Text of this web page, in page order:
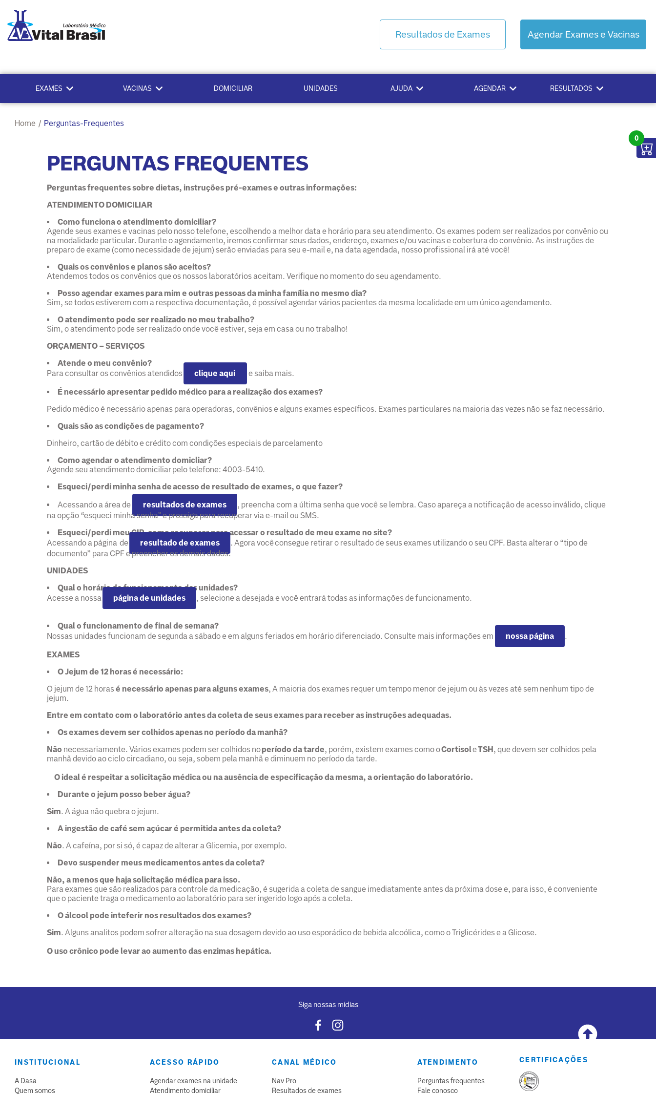
Resultados de Exames Agendar Exames e Vacinas
EXAMES VACINAS DOMICILIAR UNIDADES AJUDA AGENDAR RESULTADOS
Home / Perguntas-Frequentes
0
PERGUNTAS FREQUENTES
Perguntas frequentes sobre dietas, instruções pré-exames e outras informações:
ATENDIMENTO DOMICILIAR
Como funciona o atendimento domiciliar?
Agende seus exames e vacinas pelo nosso telefone, escolhendo a melhor data e horário para seu atendimento. Os exames podem ser realizados por convênio ou
na modalidade particular. Durante o agendamento, iremos confirmar seus dados, endereço, exames e/ou vacinas e cobertura do convênio. As instruções de
preparo de exame (como necessidade de jejum) serão enviadas para seu e-mail e, na data agendada, nosso profissional irá até você!
Quais os convênios e planos são aceitos?
Atendemos todos os convênios que os nossos laboratórios aceitam. Verifique no momento do seu agendamento.
Posso agendar exames para mim e outras pessoas da minha família no mesmo dia?
Sim, se todos estiverem com a respectiva documentação, é possível agendar vários pacientes da mesma localidade em um único agendamento.
O atendimento pode ser realizado no meu trabalho?
Sim, o atendimento pode ser realizado onde você estiver, seja em casa ou no trabalho!
ORÇAMENTO – SERVIÇOS
Atende o meu convênio?
Para consultar os convênios atendidos
clique aqui
e saiba mais.
É necessário apresentar pedido médico para a realização dos exames?
Pedido médico é necessário apenas para operadoras, convênios e alguns exames específicos. Exames particulares na maioria das vezes não se faz necessário.
Quais são as condições de pagamento?
Dinheiro, cartão de débito e crédito com condições especiais de parcelamento
Como agendar o atendimento domicliar?
Agende seu atendimento domiciliar pelo telefone: 4003-5410.
Esqueci/perdi minha senha de acesso de resultado de exames, o que fazer?
Acessando a área de
resultados de exames
, preencha com a última senha que você se lembra. Caso apareça a notificação de acesso inválido, clique
na opção “esqueci minha senha” e prossiga para recuperar via e-mail ou SMS.
Esqueci/perdi meu CIP, como recuperar para acessar o resultado de meu exame no site?
Acessando a página de
resultado de exames
. Agora você consegue retirar o resultado de seus exames utilizando o seu CPF. Basta alterar o “tipo de
documento” para CPF e preencher os demais dados.
UNIDADES
Qual o horário de funcionamento das unidades?
Acesse a nossa
página de unidades , selecione a desejada e você entrará todas as informações de funcionamento.
Qual o funcionamento de final de semana?
Nossas unidades funcionam de segunda a sábado e em alguns feriados em horário diferenciado. Consulte mais informações em
nossa página
.
EXAMES
O Jejum de 12 horas é necessário:
O jejum de 12 horasé necessário apenas para alguns exames, A maioria dos exames requer um tempo menor de jejum ou às vezes até sem nenhum tipo de
jejum.
Entre em contato com o laboratório antes da coleta de seus exames para receber as instruções adequadas.
Os exames devem ser colhidos apenas no período da manhã?
Não necessariamente. Vários exames podem ser colhidos noperíodo da tarde, porém, existem exames como oCortisoleTSH, que devem ser colhidos pela
manhã devido ao ciclo circadiano, ou seja, sobem pela manhã e diminuem no período da tarde.
O ideal é respeitar a solicitação médica ou na ausência de especificação da mesma, a orientação do laboratório.
Durante o jejum posso beber água?
Sim. A água não quebra o jejum.
A ingestão de café sem açúcar é permitida antes da coleta?
Não. A cafeína, por si só, é capaz de alterar a Glicemia, por exemplo.
Devo suspender meus medicamentos antes da coleta?
Não, a menos que haja solicitação médica para isso.
Para exames que são realizados para controle da medicação, é sugerida a coleta de sangue imediatamente antes da próxima dose e, para isso, é conveniente
que o paciente traga o medicamento ao laboratório para ser ingerido logo após a coleta.
O álcool pode inteferir nos resultados dos exames?
Sim. Alguns analitos podem sofrer alteração na sua dosagem devido ao uso esporádico de bebida alcoólica, como o Triglicérides e a Glicose.
O uso crônico pode levar ao aumento das enzimas hepática.
Siga nossas mídias
INSTITUCIONAL
A Dasa
Quem somos
ACESSO RÁPIDO
Agendar exames na unidade
Atendimento domiciliar
CANAL MÉDICO
Nav Pro
Resultados de exames
ATENDIMENTO
Perguntas frequentes
Fale conosco
CERTIFICAÇÕES